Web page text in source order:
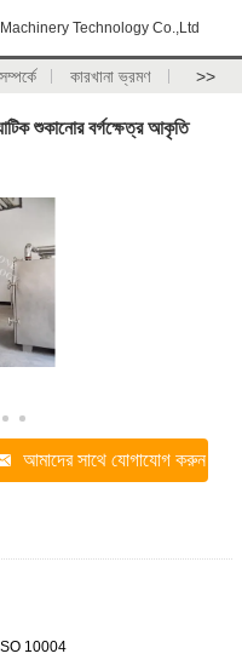
Technology Co.,Ltd
কারখানা ভ্রমণ >>
শুকানোর বর্গক্ষেত্র আকৃতি
আমাদের সাথে যোগাযোগ করুন
10004